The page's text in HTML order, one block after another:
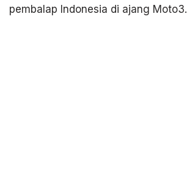
pembalap Indonesia di ajang Moto3.